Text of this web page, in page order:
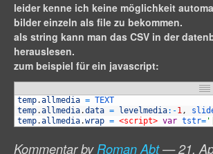
leider kenne ich keine möglichkeit
bilder einzeln als file zu bekommen.
als string kann man das CSV in der
herauslesen.
zum beispiel für ein javascript:
temp.allmedia = TEXT
temp.allmedia.data = levelmedia: -1,
temp.allmedia.wrap = <script> var tstr=
Kommentar by Roman Abt— 21.